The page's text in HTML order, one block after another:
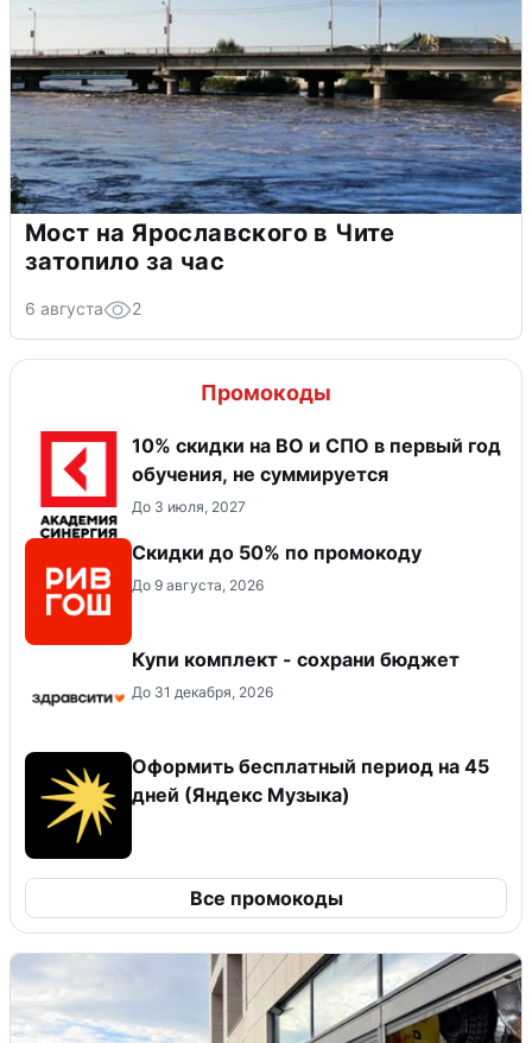
Мост на Ярославского в Чите
затопило за час
6 августа 2
Промокоды
10% скидки на ВО и СПО в первый год
обучения, не суммируется
До 3 июля, 2027
Скидки до 50% по промокоду
До 9 августа, 2026
Купи комплект - сохрани бюджет
До 31 декабря, 2026
Оформить бесплатный период на 45
дней (Яндекс Музыка)
Все промокоды